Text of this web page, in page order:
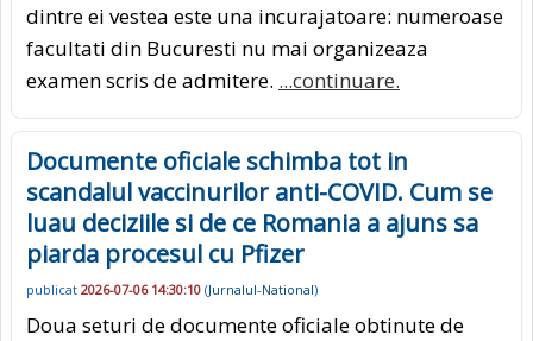
dintre ei vestea este una incurajatoare: numeroase
facultati din Bucuresti nu mai organizeaza
examen scris de admitere. ...continuare.
Documente oficiale schimba tot in
scandalul vaccinurilor anti-COVID. Cum se
luau deciziile si de ce Romania a ajuns sa
piarda procesul cu Pfizer
publicat 2026-07-06 14:30:10 (Jurnalul-National)
Doua seturi de documente oficiale obtinute de